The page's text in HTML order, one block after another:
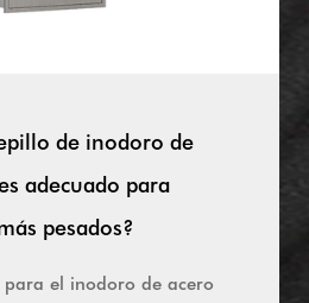
de inodoro de
adecuado para
pesados?
para el inodoro de acero